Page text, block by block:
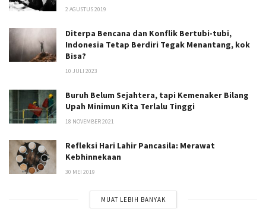
2 AGUSTUS 2019
Diterpa Bencana dan Konflik Bertubi-tubi,
Indonesia Tetap Berdiri Tegak Menantang, kok
Bisa?
10 JULI 2023
Buruh Belum Sejahtera, tapi Kemenaker Bilang
Upah Minimun Kita Terlalu Tinggi
18 NOVEMBER 2021
Refleksi Hari Lahir Pancasila: Merawat
Kebhinnekaan
30 MEI 2019
MUAT LEBIH BANYAK